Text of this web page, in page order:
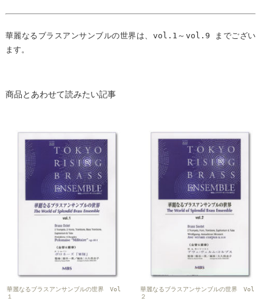
華麗なるブラスアンサンブルの世界は、vol.1～vol.9 までござい
ます。
商品とあわせて読みたい記事
華麗なるブラスアンサンブルの世界 Vol
１
華麗なるブラスアンサンブルの世界 Vol
２